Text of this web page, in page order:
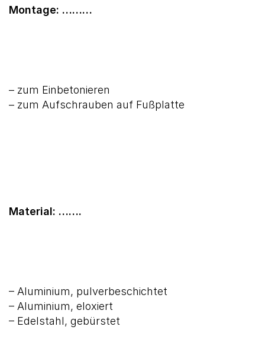
Montage: ………
– zum Einbetonieren
– zum Aufschrauben auf Fußplatte
Material: …….
– Aluminium, pulverbeschichtet
– Aluminium, eloxiert
– Edelstahl, gebürstet